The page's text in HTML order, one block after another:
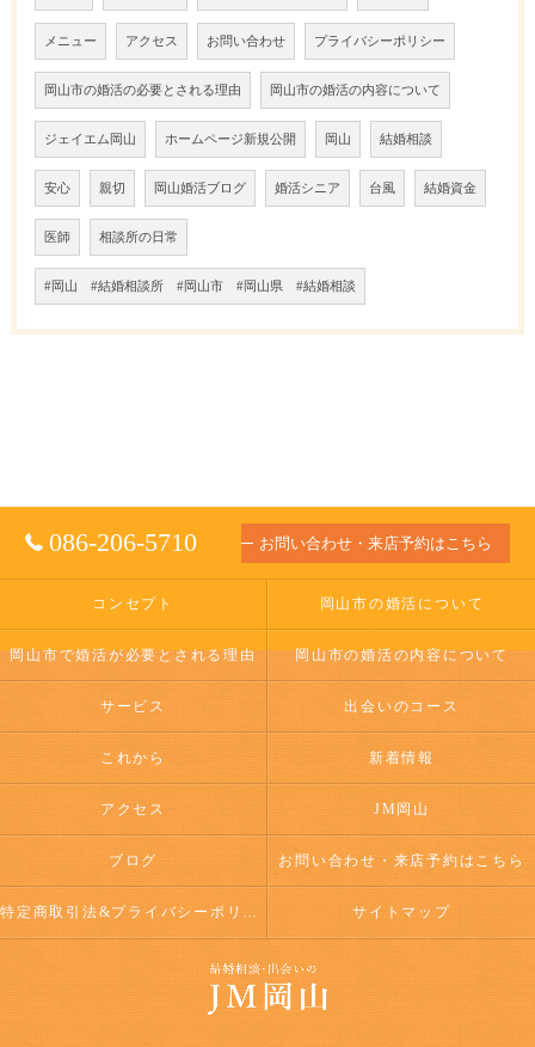
メニュー アクセス お問い合わせ プライバシーポリシー
岡山市の婚活の必要とされる理由 岡山市の婚活の内容について
ジェイエム岡山 ホームページ新規公開 岡山 結婚相談
安心 親切 岡山婚活ブログ 婚活シニア 台風 結婚資金
医師 相談所の日常
#岡山 #結婚相談所 #岡山市 #岡山県 #結婚相談
086-206-5710 お問い合わせ・来店予約はこちら
コンセプト 岡山市の婚活について
岡山市で婚活が必要とされる理由 岡山市の婚活の内容について
サービス 出会いのコース
これから 新着情報
アクセス JM岡山
ブログ お問い合わせ・来店予約はこちら
特定商取引法&プライバシーポリシー サイトマップ